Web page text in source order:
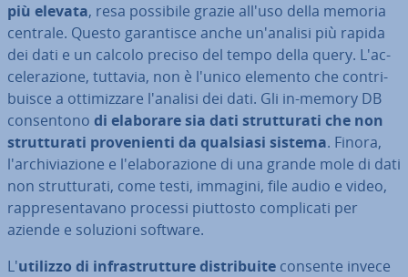
più elevata, resa possibile grazie all'uso della memoria
centrale. Questo ga­ran­ti­sce anche un'a­na­li­si più rapida
dei dati e un calcolo preciso del tempo della query. L'ac­
ce­le­ra­zio­ne, tuttavia, non è l'unico elemento che con­tri­
bui­sce a ot­ti­miz­za­re l'analisi dei dati. Gli in-memory DB
con­sen­to­no di elaborare sia dati strut­tu­ra­ti che non
strut­tu­ra­ti pro­ve­nien­ti da qualsiasi sistema. Finora,
l'ar­chi­via­zio­ne e l'e­la­bo­ra­zio­ne di una grande mole di dati
non strut­tu­ra­ti, come testi, immagini, file audio e video,
rap­pre­sen­ta­va­no processi piuttosto com­pli­ca­ti per
aziende e soluzioni software.
L'utilizzo di in­fra­strut­tu­re di­stri­bui­te consente invece